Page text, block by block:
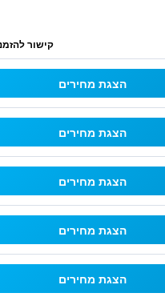
קישור
הצגת מחירים
הצגת מחירים
הצגת מחירים
הצגת מחירים
הצגת מחירים